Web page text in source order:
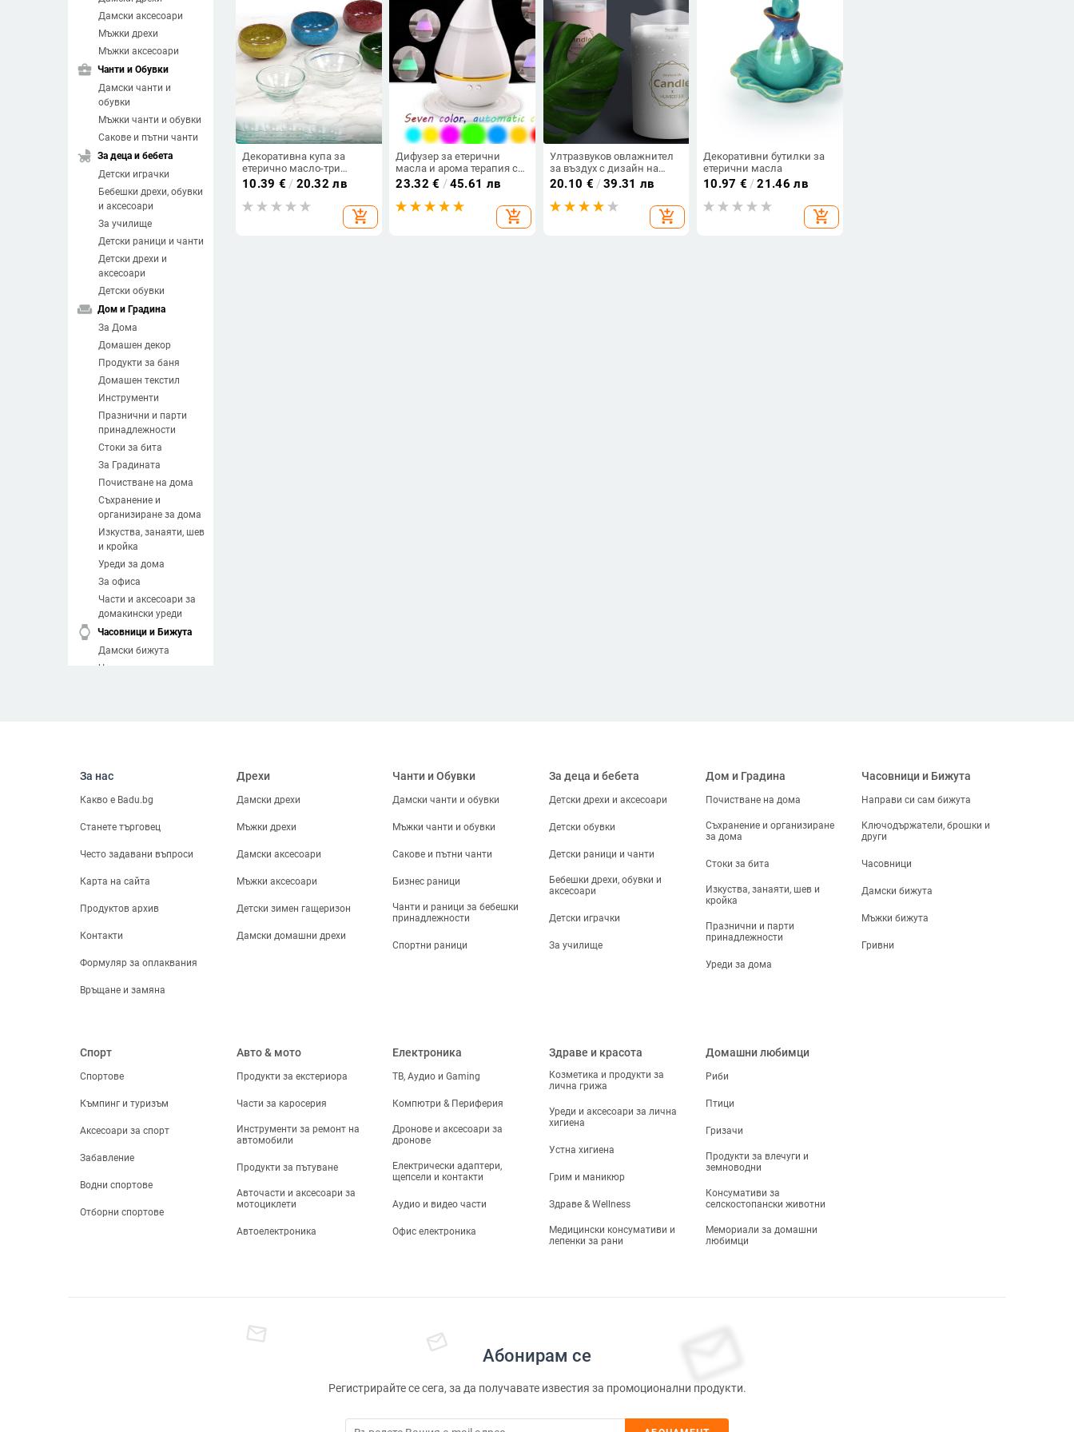
Дамски аксесоари
Мъжки дрехи
Мъжки аксесоари
business_center Чанти и Обувки
Дамски чанти и
обувки
Мъжки чанти и обувки
Сакове и пътни чанти
child_friendly За деца и бебета
Детски играчки
Бебешки дрехи, обувки
и аксесоари
За училище
Детски раници и чанти
Детски дрехи и
аксесоари
Детски обувки
weekend Дом и Градина
За Дома
Домашен декор
Продукти за баня
Домашен текстил
Инструменти
Празнични и парти
принадлежности
Стоки за бита
За Градината
Почистване на дома
Съхранение и
организиране за дома
Изкуства, занаяти, шев
и кройка
Уреди за дома
За офиса
Части и аксесоари за
домакински уреди
watch
Часовници и Бижута
Дамски бижута
Часовници
Спортни Обувки
Къмпинг и туризъм
Аксесоари за спорт
Стрелба
Боулинг
directions_car
Авто & мото
Автоелектроника
Почистване на
подръжка
Части за каросерия
ремонт на автомобили
за мотоциклети
Декоративна купа за
етерично масло-три
модела
10.39 € / 20.32 лв
add_shopping_cart
Дифузер за етерични
масла и арома терапия с
LED светлини в седем
23.32 € /45.61 лв
add_shopping_cart
Ултразвуков овлажнител
за въздух с дизайн на
свещ в бял, розов и син
20.10 € /39.31 лв
add_shopping_cart
Декоративни бутилки за
етерични масла
10.97 € /21.46 лв
add_shopping_cart
За нас
Какво е Badu.bg
Станете търговец
Често задавани въпроси
Карта на сайта
Продуктов архив
Контакти
Формуляр за оплаквания
Връщане и замяна
Дрехи
Дамски дрехи
Мъжки дрехи
Дамски аксесоари
Мъжки аксесоари
Детски зимен гащеризон
Дамски домашни дрехи
Чанти и Обувки
Дамски чанти и обувки
Мъжки чанти и обувки
Сакове и пътни чанти
Бизнес раници
Чанти и раници за бебешки
принадлежности
Спортни раници
За деца и бебета
Детски дрехи и аксесоари
Детски обувки
Детски раници и чанти
Бебешки дрехи, обувки и
аксесоари
Детски играчки
За училище
Дом и Градина
Почистване на дома
Съхранение и организиране
за дома
Стоки за бита
Изкуства, занаяти, шев и
кройка
Празнични и парти
принадлежности
Уреди за дома
Часовници и Бижута
Направи си сам бижута
Ключодържатели, брошки и
други
Часовници
Дамски бижута
Мъжки бижута
Гривни
Спорт
Спортове
Къмпинг и туризъм
Аксесоари за спорт
Забавление
Водни спортове
Отборни спортове
Авто & мото
Продукти за екстериора
Части за каросерия
Инструменти за ремонт на
автомобили
Продукти за пътуване
Авточасти и аксесоари за
мотоциклети
Автоелектроника
Електроника
ТВ, Аудио и Gaming
Компютри & Периферия
Дронове и аксесоари за
дронове
Електрически адаптери,
щепсели и контакти
Аудио и видео части
Офис електроника
Здраве и красота
Козметика и продукти за
лична грижа
Уреди и аксесоари за лична
хигиена
Устна хигиена
Грим и маникюр
Здраве & Wellness
Медицински консумативи и
лепенки за рани
Домашни любимци
Риби
Птици
Гризачи
Продукти за влечуги и
земноводни
Консумативи за
селскостопански животни
Мемориали за домашни
любимци
Абонирам се
Регистрирайте се сега, за да получавате известия за промоционални продукти.